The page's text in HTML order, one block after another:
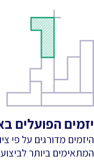
יזמים הפועלים
היזמים מדורגים על פי
המתאימים ביותר